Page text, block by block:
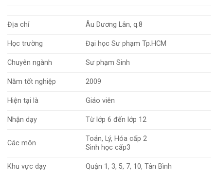
Địa chỉ Âu Dương Lân, q.8
Học trường Đại học Sư phạm Tp.HCM
Chuyên ngành Sư phạm Sinh
Năm tốt nghiệp 2009
Hiện tại là Giáo viên
Nhận dạy Từ lớp 6 đến lớp 12
Các môn
Toán, Lý, Hóa cấp 2
Sinh học cấp3
Khu vực dạy Quận 1, 3, 5, 7, 10, Tân Bình